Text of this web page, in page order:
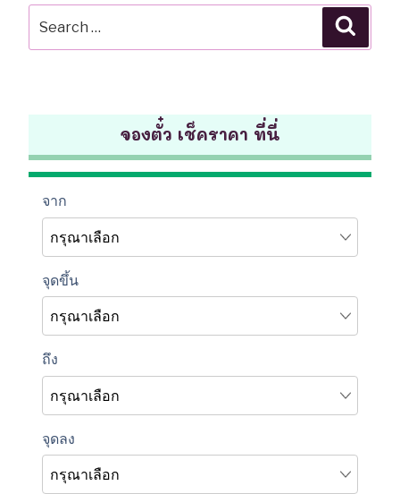
for:
จองตั๋ว เช็คราคา ที่นี่